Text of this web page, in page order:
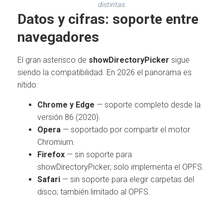
distintas.
Datos y cifras: soporte entre
navegadores
El gran asterisco de showDirectoryPicker sigue
siendo la compatibilidad. En 2026 el panorama es
nítido:
Chrome y Edge — soporte completo desde la
versión 86 (2020).
Opera — soportado por compartir el motor
Chromium.
Firefox — sin soporte para
showDirectoryPicker; solo implementa el OPFS.
Safari — sin soporte para elegir carpetas del
disco; también limitado al OPFS.